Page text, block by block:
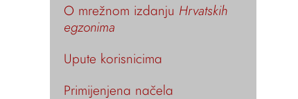
O mrežnom izdanju Hrvatskih
egzonima
Upute korisnicima
Primijenjena načela